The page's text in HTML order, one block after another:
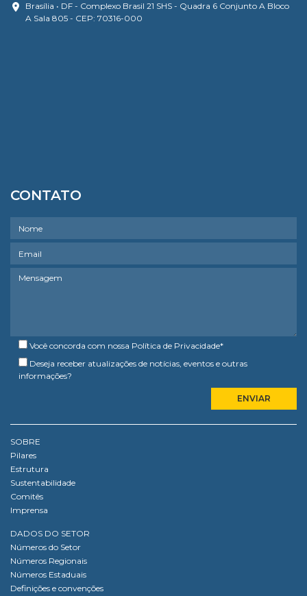
Brasília • DF - Complexo Brasil 21 SHS - Quadra 6 Conjunto A Bloco
A Sala 805 - CEP: 70316-000
CONTATO
Você concorda com nossa Política de Privacidade*
Deseja receber atualizações de notícias, eventos e outras
informações?
SOBRE
Pilares
Estrutura
Sustentabilidade
Comitês
Imprensa
DADOS DO SETOR
Números do Setor
Números Regionais
Números Estaduais
Definições e convenções